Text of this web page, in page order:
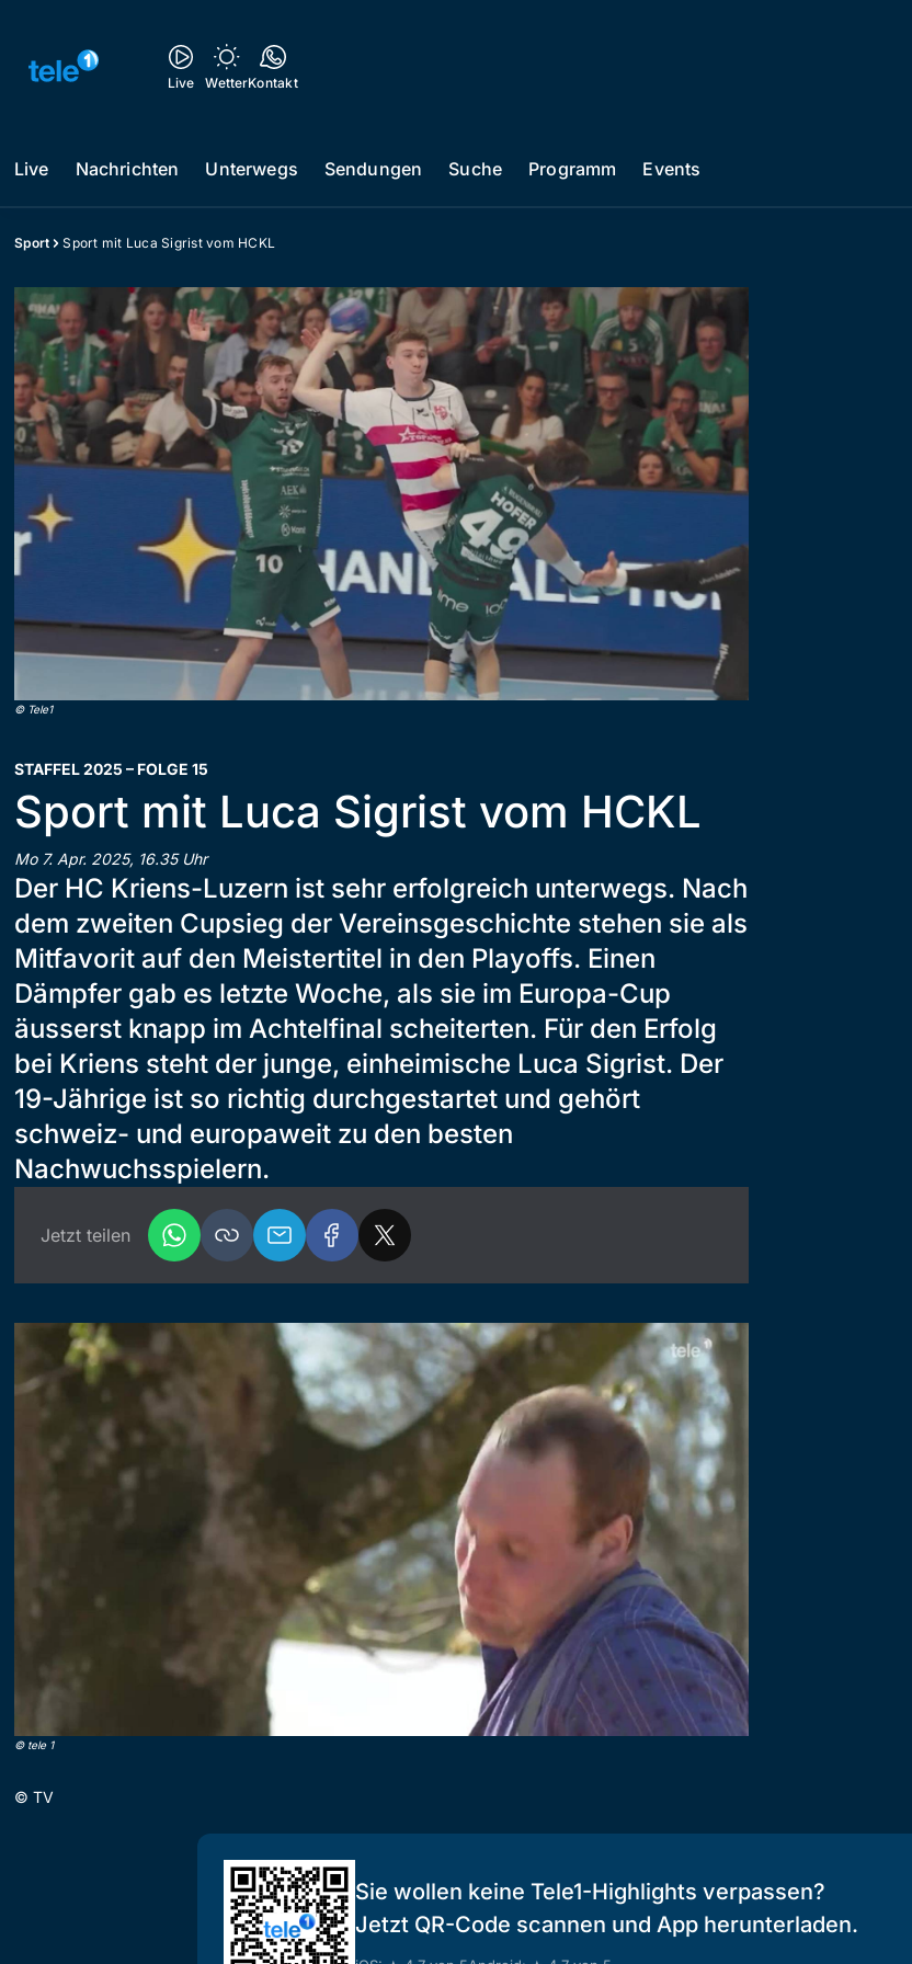
Live WetterKontakt
Live Nachrichten Unterwegs Sendungen Suche Programm Events
Sport Sport mit Luca Sigrist vom HCKL
© Tele1
STAFFEL 2025 – FOLGE 15
Sport mit Luca Sigrist vom HCKL
Mo 7. Apr. 2025, 16.35 Uhr
Der HC Kriens-Luzern ist sehr erfolgreich unterwegs. Nach
dem zweiten Cupsieg der Vereinsgeschichte stehen sie als
Mitfavorit auf den Meistertitel in den Playoffs. Einen
Dämpfer gab es letzte Woche, als sie im Europa-Cup
äusserst knapp im Achtelfinal scheiterten. Für den Erfolg
bei Kriens steht der junge, einheimische Luca Sigrist. Der
19-Jährige ist so richtig durchgestartet und gehört
schweiz- und europaweit zu den besten
Nachwuchsspielern.
Jetzt teilen
© tele 1
© TV
Sie wollen keine Tele1-Highlights verpassen?
Jetzt QR-Code scannen und App herunterladen.